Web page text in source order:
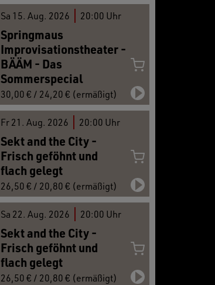
Sa 15. Aug. 2026 20:00 Uhr
Springmaus
Improvisationstheater -
BÄÄM - Das
Sommerspecial
30,00 € / 24,20 € (ermäßigt)
Fr 21. Aug. 2026 20:00 Uhr
Sekt and the City -
Frisch geföhnt und
flach gelegt
26,50 € / 20,80 € (ermäßigt)
Sa 22. Aug. 2026 20:00 Uhr
Sekt and the City -
Frisch geföhnt und
flach gelegt
26,50 € / 20,80 € (ermäßigt)